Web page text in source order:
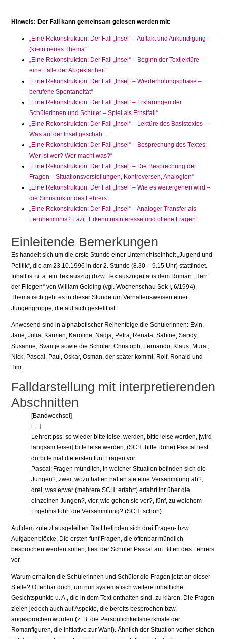
Hinweis: Der Fall kann gemeinsam gelesen werden mit:
„Eine Rekonstruktion: Der Fall „Insel“ – Auftakt und Ankündigung –
(k)ein neues Thema“
„Eine Rekonstruktion: Der Fall „Insel“ – Beginn der Textlektüre –
eine Falle der Abgeklärtheit“
„Eine Rekonstruktion: Der Fall „Insel“ – Wiederholungsphase –
berufene Spontaneität“
„Eine Rekonstruktion: Der Fall „Insel“ – Erklärungen der
Schülerinnen und Schüler – Spiel als Ernstfall“
„Eine Rekonstruktion: Der Fall „Insel“ – Lektüre des Basistextes –
Was auf der Insel geschah …“
„Eine Rekonstruktion: Der Fall „Insel“ – Besprechung des Textes:
Wer ist wer? Wer macht was?“
„Eine Rekonstruktion: Der Fall „Insel“ – Die Besprechung der
Fragen – Situationsvorstellungen, Kontroversen, Analogien“
„Eine Rekonstruktion: Der Fall „Insel“ – Wie es weitergehen wird –
die Sinnstruktur des Lehrers“
„Eine Rekonstruktion: Der Fall „Insel“ – Analoger Transfer als
Lernhemmnis? Fazit: Erkenntnisinteresse und offene Fragen“
Einleitende Bemerkungen
Es handelt sich um die erste Stunde einer Unterrichtseinheit „Jugend und
Politik“, die am 23.10.1996 in der 2. Stunde (8.30 – 9.15 Uhr) stattfindet.
Inhalt ist u. a. ein Textauszug (bzw. Textauszüge) aus dem Roman „Herr
der Fliegen“ von William Golding (vgl. Wochenschau Sek I, 6/1994).
Thematisch geht es in dieser Stunde um Verhaltensweisen einer
Jungengruppe, die auf sich gestellt ist.
Anwesend sind in alphabetischer Reihenfolge die Schülerinnen: Evin,
Jane, Julia, Karmen, Karoline, Nadja, Petra, Renata, Sabine, Sandy,
Susanne, Svantje sowie die Schüler: Christoph, Fernando, Klaus, Murat,
Nick, Pascal, Paul, Oskar, Osman, der später kommt, Rolf, Ronald und
Tim.
Falldarstellung mit interpretierenden
Abschnitten
[Bandwechsel]
[…]
Lehrer: pss, so wieder bitte leise, werden, bitte leise werden, [wird
langsam leiser] bitte leise werden, (SCH: bitte Ruhe) Pascal liest
du bitte mal die ersten fünf Fragen vor
Pascal: Fragen mündlich, in welcher Situation befinden sich die
Jungen?, zwei, wozu halten halten sie eine Versammlung ab?,
drei, was erwar (mehrere SCH: erfahrt) erfahrt ihr über die
einzelnen Jungen?, vier, wie gehen sie vor?, fünf, zu welchem
Ergebnis führt die Versammlung? (SCH: schön)
Auf dem zuletzt ausgeteilten Blatt befinden sich drei Fragen- bzw.
Aufgabenblöcke. Die ersten fünf Fragen, die offenbar mündlich
besprochen werden sollen, liest der Schüler Pascal auf Bitten des Lehrers
vor.
Warum erhalten die Schülerinnen und Schüler die Fragen jetzt an dieser
Stelle? Offenbar doch, um nun systematisch weitere inhaltliche
Gesichtspunkte u. A., die in dem Text enthalten sind, zu klären. Die Fragen
zielen jedoch auch auf Aspekte, die bereits besprochen bzw.
angesprochen wurden (z. B. die Persönlichkeitsmerkmale der
Romanfiguren, die Initiative zur Wahl). Ähnlich der Situation vorher stehen